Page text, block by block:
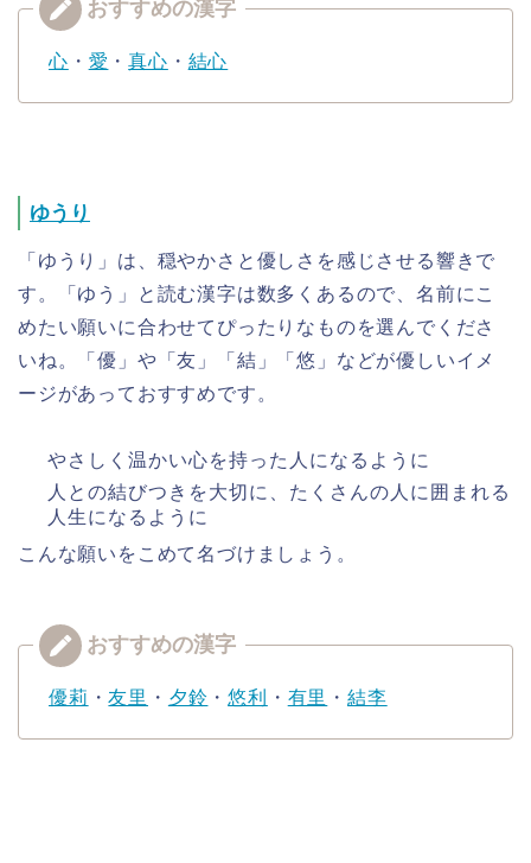
心 ・ 愛 ・真心 ・ 結心
ゆうり
「ゆうり」は、穏やかさと優しさを感じさせる響きで
す。「ゆう」と読む漢字は数多くあるので、名前にこ
めたい願いに合わせてぴったりなものを選んでくださ
いね。「優」や「友」「結」「悠」などが優しいイメ
ージがあっておすすめです。
やさしく温かい心を持った人になるように
人との結びつきを大切に、たくさんの人に囲まれる
人生になるように
こんな願いをこめて名づけましょう。
優莉 ・友里 ・ 夕鈴 ・悠利 ・ 有里 ・結李